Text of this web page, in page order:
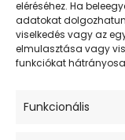
eléréséhez. Ha
adatokat
viselkedés vagy az
elmulasztása vagy
funkciókat
Funkcionális
Mert az Urr
Értesülj elsőként